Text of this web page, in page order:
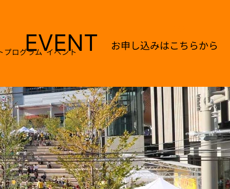
お申し込みはこちらから
EVENT
イベント
プログラム